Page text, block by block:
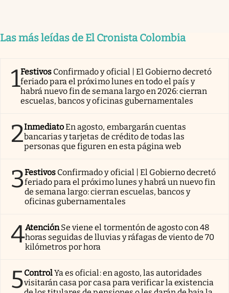
Las más leídas de El Cronista Colombia
1Festivos Confirmado y oficial | El Gobierno decretó
feriado para el próximo lunes en todo el país y
habrá nuevo fin de semana largo en 2026: cierran
escuelas, bancos y oficinas gubernamentales
2InmediatoEn agosto, embargarán cuentas
bancarias y tarjetas de crédito de todas las
personas que figuren en esta página web
3Festivos Confirmado y oficial | El Gobierno decretó
feriado para el próximo lunes y habrá un nuevo fin
de semana largo: cierran escuelas, bancos y
oficinas gubernamentales
4AtenciónSe viene el tormentón de agosto con 48
horas seguidas de lluvias y ráfagas de viento de 70
kilómetros por hora
5ControlYa es oficial: en agosto, las autoridades
visitarán casa por casa para verificar la existencia